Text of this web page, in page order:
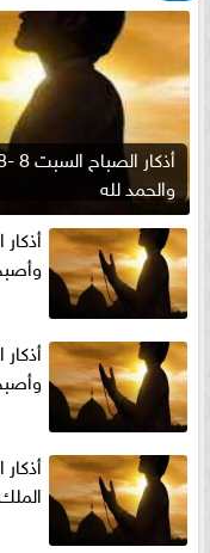
والحمد لله